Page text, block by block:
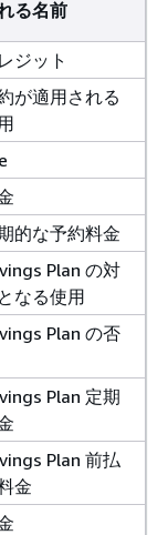
る名前
ジット
が適用される
的な予約料金
Plan の対
なる使用
Plan の否
Plan 定期
Plan 前払
金